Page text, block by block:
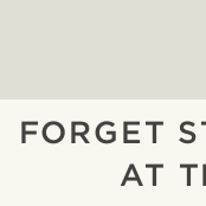
FORGET
AT